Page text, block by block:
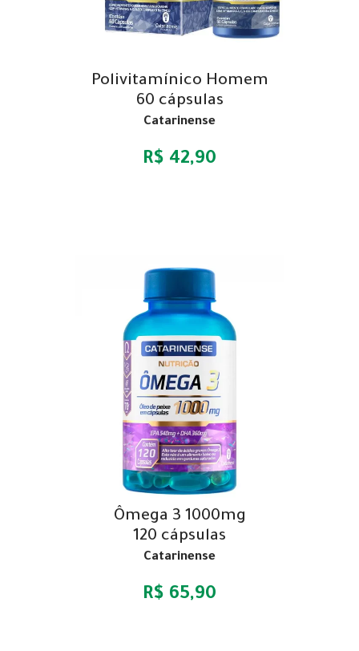
Polivitamínico Homem
60 cápsulas
Catarinense
R$ 42,90
Ômega 3 1000mg
120 cápsulas
Catarinense
R$ 65,90